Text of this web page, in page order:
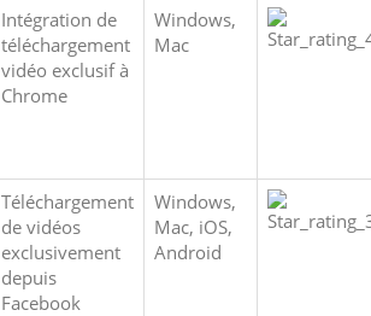
Intégration de
téléchargement
vidéo exclusif à
Chrome
Windows,
Mac
Téléchargement
de vidéos
exclusivement
depuis
Facebook
Windows,
Mac, iOS,
Android